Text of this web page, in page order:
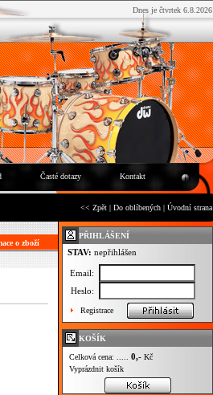
Dnes je čtvrtek 6.8.2026
Časté dotazy Kontakt
<< Zpět | Do oblíbených | Úvodní strana
o zboží
PŘIHLÁŠENÍ
STAV: nepřihlášen
Email:
Heslo:
Registrace
KOŠÍK
Celková cena: ..... 0,- Kč
Vyprázdnit košík